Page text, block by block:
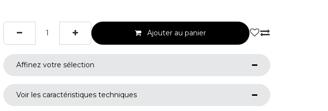
Ajouter au panier
Affinez votre sélection
Voir les caractéristiques techniques